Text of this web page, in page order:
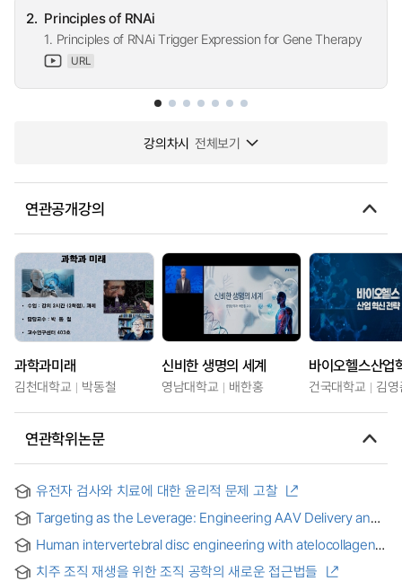
2. Principles of RNAi
1. Principles of RNAi Trigger Expression for Gene Therapy
URL
강의차시 전체보기
연관공개강의
과학과미래
김천대학교 박동철
신비한 생명의 세계
영남대학교 배한홍
바이오헬스산업
건국대학교 김
연관학위논문
유전자 검사와 치료에 대한 윤리적 문제 고찰
Targeting as the Leverage: Engineering AAV Delivery and
생산 확장성 강화를 통한 AAV 기반 유전자 치료의 실용화 전략
Human intervertebral disc engineering with atelocollagen
치주 조직 재생을 위한 조직 공학의 새로운 접근법들